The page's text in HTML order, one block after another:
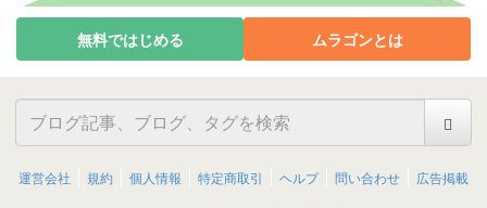
無料ではじめる ムラゴンとは
運営会社 規約 個人情報 特定商取引 ヘルプ 問い合わせ 広告掲載